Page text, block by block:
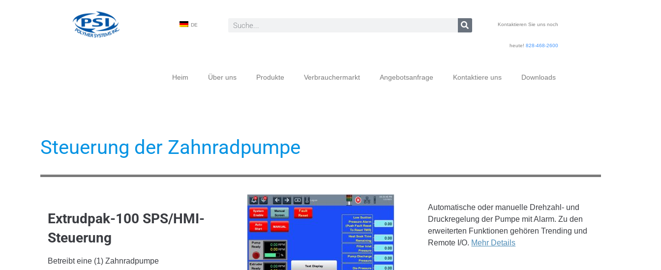
DE Kontaktieren Sie uns noch
heute!828-468-2600
Heim Über uns Produkte Verbrauchermarkt Angebotsanfrage Kontaktiere uns Downloads
Steuerung der Zahnradpumpe
Extrudpak-100 SPS/HMI-
Steuerung
Betreibt eine (1) Zahnradpumpe
Automatische oder manuelle Drehzahl- und
Druckregelung der Pumpe mit Alarm. Zu den
erweiterten Funktionen gehören Trending und
Remote I/O. Mehr Details